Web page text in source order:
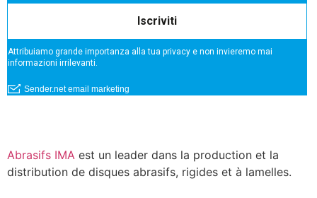
Abrasifs IMA est un leader dans la production et la
distribution de disques abrasifs, rigides et à lamelles.